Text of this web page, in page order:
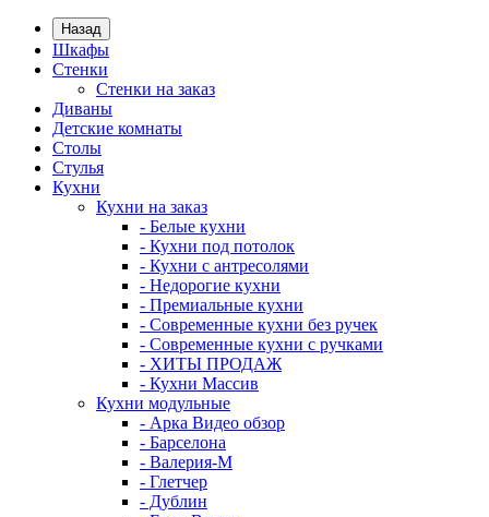
Назад
Шкафы
Стенки
Стенки на заказ
Диваны
Детские комнаты
Столы
Стулья
Кухни
Кухни на заказ
- Белые кухни
- Кухни под потолок
- Кухни с антресолями
- Недорогие кухни
- Премиальные кухни
- Современные кухни без ручек
- Современные кухни с ручками
- ХИТЫ ПРОДАЖ
- Кухни Массив
Кухни модульные
- Арка Видео обзор
- Барселона
- Валерия-М
- Глетчер
- Дублин